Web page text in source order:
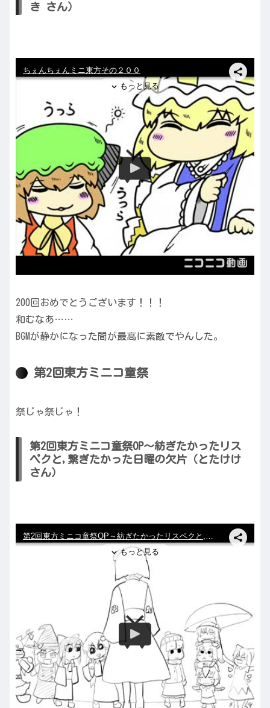
き さん）
200回おめでとうございます！！！
和むなあ……
BGMが静かになった間が最高に素敵でやんした。
第2回東方ミニコ童祭
祭じゃ祭じゃ！
第2回東方ミニコ童祭OP～紡ぎたかったリス
ペクと,繋ぎたかった日曜の欠片（とたけけ
さん）